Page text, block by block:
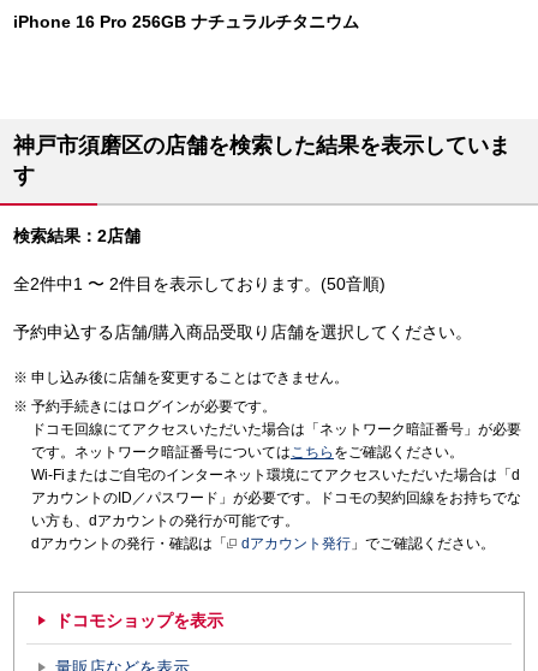
iPhone 16 Pro 256GB ナチュラルチタニウム
神戸市須磨区の店舗を検索した結果を表示していま
す
検索結果：2店舗
全2件中1 〜 2件目を表示しております。(50音順)
予約申込する店舗/購入商品受取り店舗を選択してください。
申し込み後に店舗を変更することはできません。
予約手続きにはログインが必要です。
ドコモ回線にてアクセスいただいた場合は「ネットワーク暗証番号」が必要
です。ネットワーク暗証番号についてはこちら をご確認ください。
Wi-Fiまたはご自宅のインターネット環境にてアクセスいただいた場合は「d
アカウントのID／パスワード」が必要です。ドコモの契約回線をお持ちでな
い方も、dアカウントの発行が可能です。
dアカウントの発行・確認は「
dアカウント発行 」でご確認ください。
ドコモショップを表示